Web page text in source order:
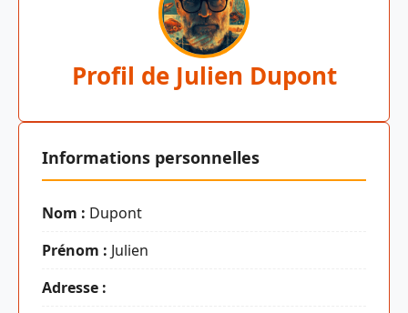
Profil de Julien Dupont
Informations personnelles
Nom : Dupont
Prénom : Julien
Adresse :